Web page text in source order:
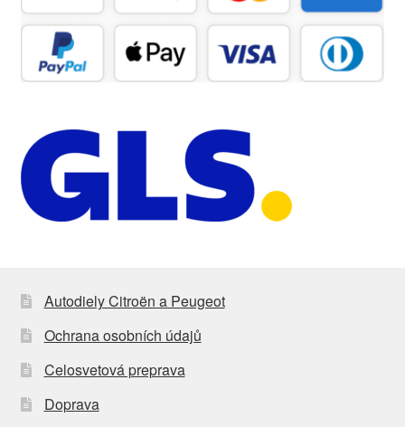
Autodiely Citroën a Peugeot
Ochrana osobních údajů
Celosvetová preprava
Doprava